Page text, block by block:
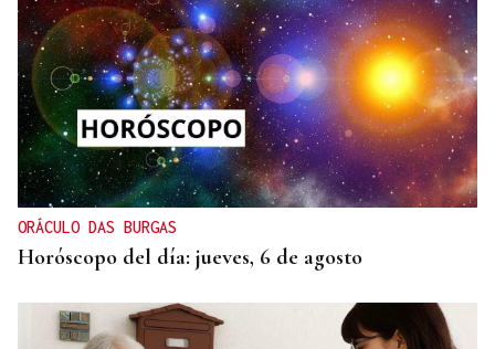
ORÁCULO DAS BURGAS
Horóscopo del día: jueves, 6 de agosto